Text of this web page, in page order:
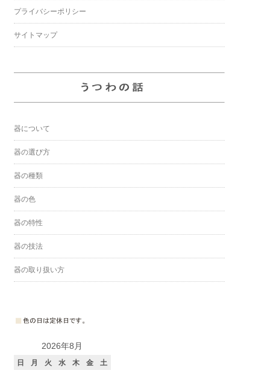
プライバシーポリシー
サイトマップ
器について
器の選び方
器の種類
器の色
器の特性
器の技法
器の取り扱い方
2026年8月
日 月 火 水 木 金
土